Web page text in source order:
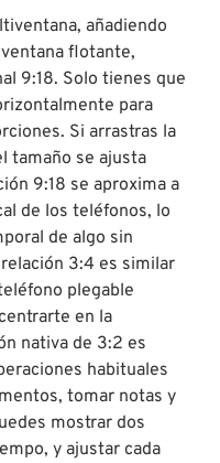
añadiendo
flotante,
9:18. Solo tienes que
para
Si arrastras la
tamaño se ajusta
9:18 se aproxima a
de los teléfonos, lo
de algo sin
3:4 es similar
plegable
en la
nativa de 3:2 es
habituales
tomar notas y
mostrar dos
y ajustar cada